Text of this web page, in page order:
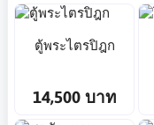
ตู้พระไตรปิฎก
14,500 บาท